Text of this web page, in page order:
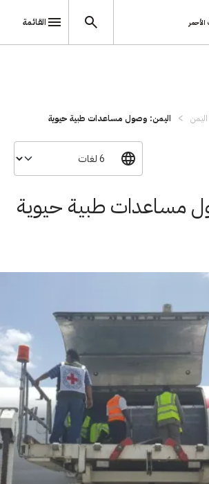
القائمة
اليمن اليمن: وصول مساعدات طبية حيوية
مساعدات طبية حيوية